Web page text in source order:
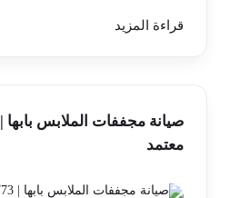
قراءة المزيد
معتمد